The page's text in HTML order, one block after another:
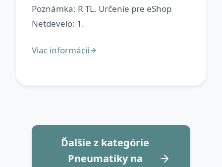
Poznámka: R TL. Určenie pre eShop
Ďalšie z kategórie
Pneumatiky na